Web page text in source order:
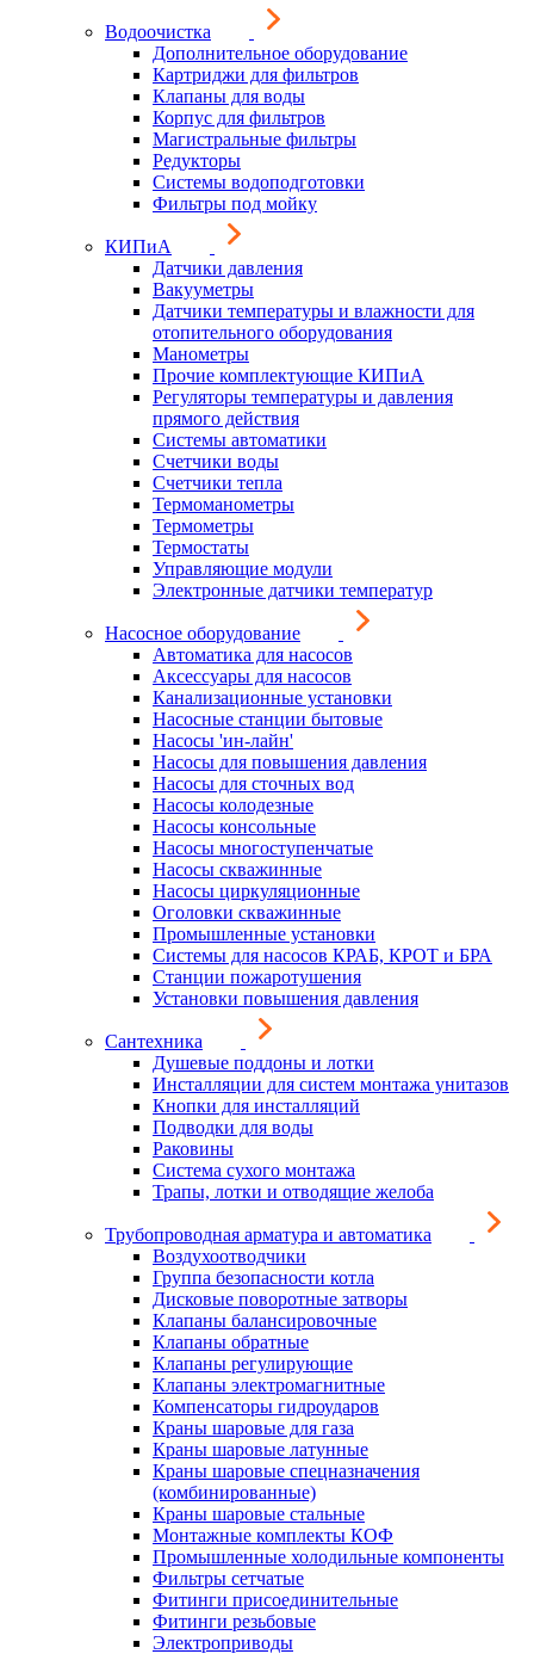
Водоочистка
Дополнительное оборудование
Картриджи для фильтров
Клапаны для воды
Корпус для фильтров
Магистральные фильтры
Редукторы
Системы водоподготовки
Фильтры под мойку
КИПиА
Датчики давления
Вакууметры
Датчики температуры и влажности для
отопительного оборудования
Манометры
Прочие комплектующие КИПиА
Регуляторы температуры и давления
прямого действия
Системы автоматики
Счетчики воды
Счетчики тепла
Термоманометры
Термометры
Термостаты
Управляющие модули
Электронные датчики температур
Насосное оборудование
Автоматика для насосов
Аксессуары для насосов
Канализационные установки
Насосные станции бытовые
Насосы 'ин-лайн'
Насосы для повышения давления
Насосы для сточных вод
Насосы колодезные
Насосы консольные
Насосы многоступенчатые
Насосы скважинные
Насосы циркуляционные
Оголовки скважинные
Промышленные установки
Системы для насосов КРАБ, КРОТ и БРА
Станции пожаротушения
Установки повышения давления
Сантехника
Душевые поддоны и лотки
Инсталляции для систем монтажа унитазов
Кнопки для инсталляций
Подводки для воды
Раковины
Система сухого монтажа
Трапы, лотки и отводящие желоба
Трубопроводная арматура и автоматика
Воздухоотводчики
Группа безопасности котла
Дисковые поворотные затворы
Клапаны балансировочные
Клапаны обратные
Клапаны регулирующие
Клапаны электромагнитные
Компенсаторы гидроударов
Краны шаровые для газа
Краны шаровые латунные
Краны шаровые спецназначения
(комбинированные)
Краны шаровые стальные
Монтажные комплекты КОФ
Промышленные холодильные компоненты
Фильтры сетчатые
Фитинги присоединительные
Фитинги резьбовые
Электроприводы